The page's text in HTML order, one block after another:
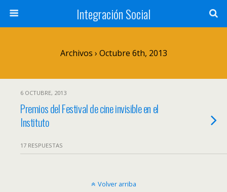
Integración Social
Archivos › Octubre 6th, 2013
6 OCTUBRE, 2013
Premios del Festival de cine invisible en el
Instituto
17 RESPUESTAS
Volver arriba